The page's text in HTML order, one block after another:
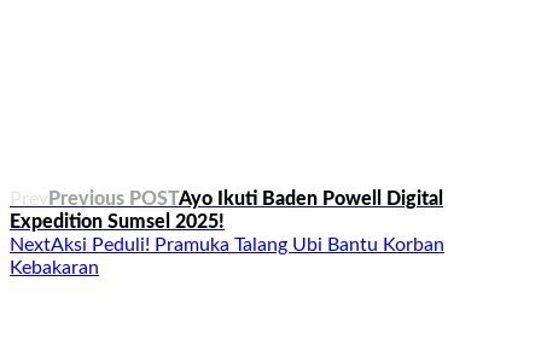
PrevPrevious POSTAyo Ikuti Baden Powell Digital
Expedition Sumsel 2025!
NextAksi Peduli! Pramuka Talang Ubi Bantu Korban
Kebakaran